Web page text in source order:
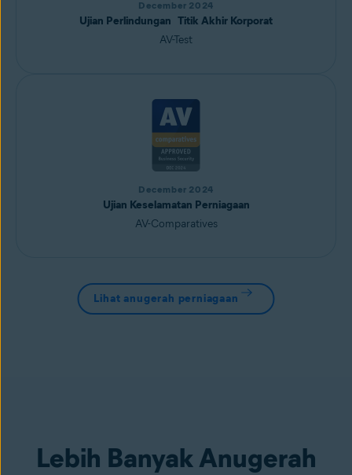
December 2024
Ujian Perlindungan Titik Akhir Korporat
AV-Test
December 2024
Ujian Keselamatan Perniagaan
AV-Comparatives
Lihat anugerah perniagaan
Lebih Banyak Anugerah